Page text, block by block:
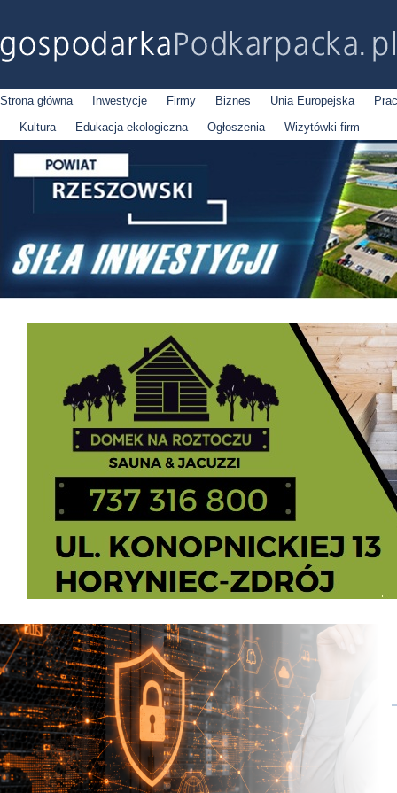
Strona główna Inwestycje Firmy Biznes Unia Europejska
Kultura
Edukacja ekologiczna Ogłoszenia Wizytówki firm